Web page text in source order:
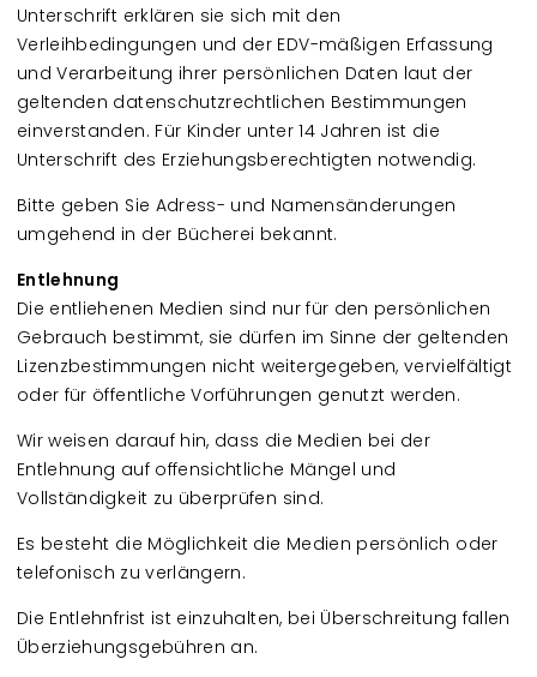
Unterschrift erklären sie sich mit den
Verleihbedingungen und der EDV-mäßigen Erfassung
und Verarbeitung ihrer persönlichen Daten laut der
geltenden datenschutzrechtlichen Bestimmungen
einverstanden. Für Kinder unter 14 Jahren ist die
Unterschrift des Erziehungsberechtigten notwendig.
Bitte geben Sie Adress- und Namensänderungen
umgehend in der Bücherei bekannt.
Entlehnung
Die entliehenen Medien sind nur für den persönlichen
Gebrauch bestimmt, sie dürfen im Sinne der geltenden
Lizenzbestimmungen nicht weitergegeben, vervielfältigt
oder für öffentliche Vorführungen genutzt werden.
Wir weisen darauf hin, dass die Medien bei der
Entlehnung auf offensichtliche Mängel und
Vollständigkeit zu überprüfen sind.
Es besteht die Möglichkeit die Medien persönlich oder
telefonisch zu verlängern.
Die Entlehnfrist ist einzuhalten, bei Überschreitung fallen
Überziehungsgebühren an.